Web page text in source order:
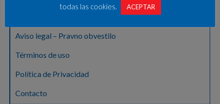
Aviso legal – Pravno obvestilo
Términos de uso
Política de Privacidad
Contacto
todas las cookies.
ACEPTAR